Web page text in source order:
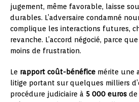
jugement, même favorable, laisse
durables. L’adversaire condamné
complique les interactions futures,
revanche. L’accord négocié, parce
moins de frustration.
Le rapport coût-bénéfice mérite une
litige portant sur quelques milliers
procédure judiciaire à 5 000 euros de